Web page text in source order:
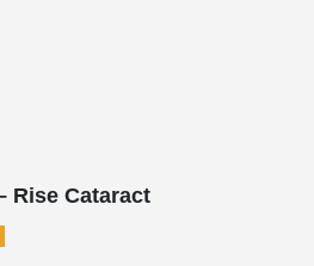
Rise Cataract